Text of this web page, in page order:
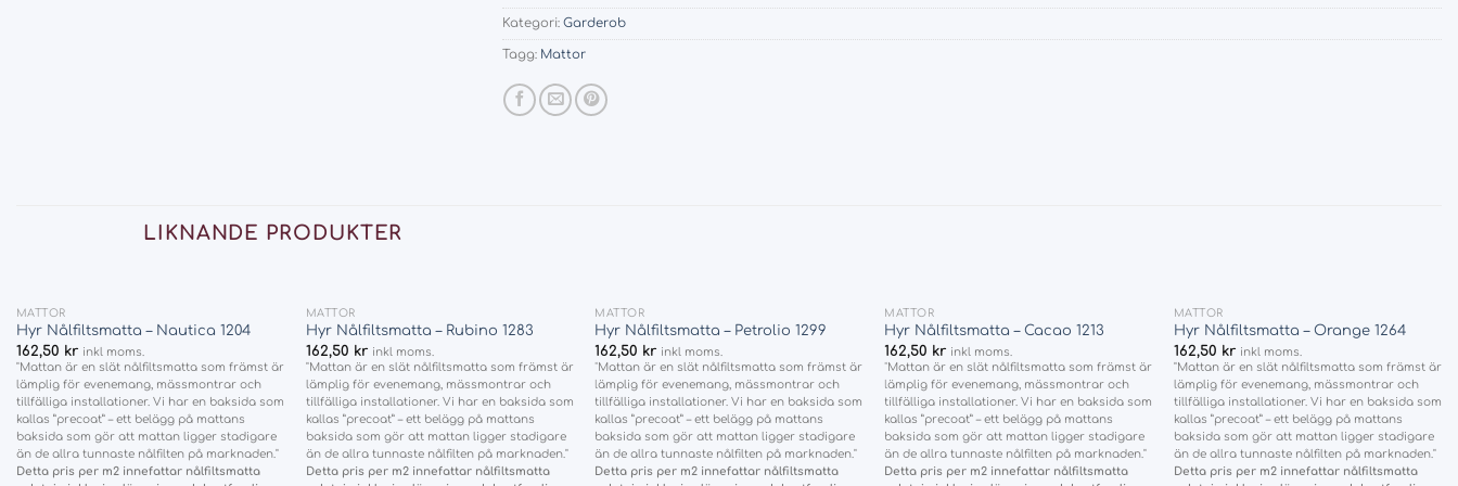
Kategori: Garderob
Tagg: Mattor
LIKNANDE PRODUKTER
Add
MATTOR
Hyr Nålfiltsmatta – Nautica 1204
162,50 kr inkl moms.
"Mattan är en slät nålfiltsmatta som främst är
lämplig för evenemang, mässmontrar och
tillfälliga installationer. Vi har en baksida som
kallas ”precoat” – ett belägg på mattans
baksida som gör att mattan ligger stadigare
än de allra tunnaste nålfilten på marknaden."
Detta pris per m2 innefattar nålfiltsmatta
Add
MATTOR
Hyr Nålfiltsmatta – Rubino 1283
162,50 kr inkl moms.
"Mattan är en slät nålfiltsmatta som främst är
lämplig för evenemang, mässmontrar och
tillfälliga installationer. Vi har en baksida som
kallas ”precoat” – ett belägg på mattans
baksida som gör att mattan ligger stadigare
än de allra tunnaste nålfilten på marknaden."
Detta pris per m2 innefattar nålfiltsmatta
Add
MATTOR
Hyr Nålfiltsmatta – Petrolio 1299
162,50 kr inkl moms.
"Mattan är en slät nålfiltsmatta som främst är
lämplig för evenemang, mässmontrar och
tillfälliga installationer. Vi har en baksida som
kallas ”precoat” – ett belägg på mattans
baksida som gör att mattan ligger stadigare
än de allra tunnaste nålfilten på marknaden."
Detta pris per m2 innefattar nålfiltsmatta
MATTOR
Hyr Nålfiltsmatta – Cacao 1213
162,50 kr inkl moms.
"Mattan är en slät nålfiltsmatta som främst är
lämplig för evenemang, mässmontrar och
tillfälliga installationer. Vi har en baksida som
kallas ”precoat” – ett belägg på mattans
baksida som gör att mattan ligger stadigare
än de allra tunnaste nålfilten på marknaden."
Detta pris per m2 innefattar nålfiltsmatta
Add
MATTOR
Hyr Nålfiltsmatta – Orange 1264
162,50 kr inkl moms.
"Mattan är en slät nålfiltsmatta som främst är
lämplig för evenemang, mässmontrar och
tillfälliga installationer. Vi har en baksida som
kallas ”precoat” – ett belägg på mattans
baksida som gör att mattan ligger stadigare
än de allra tunnaste nålfilten på marknaden."
Detta pris per m2 innefattar nålfiltsmatta